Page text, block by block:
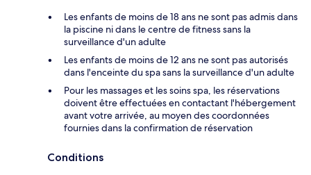
Les enfants de moins de 18 ans ne sont pas admis dans
la piscine ni dans le centre de fitness sans la
surveillance d'un adulte
Les enfants de moins de 12 ans ne sont pas autorisés
dans l'enceinte du spa sans la surveillance d'un adulte
Pour les massages et les soins spa, les réservations
doivent être effectuées en contactant l'hébergement
avant votre arrivée, au moyen des coordonnées
fournies dans la confirmation de réservation
Conditions